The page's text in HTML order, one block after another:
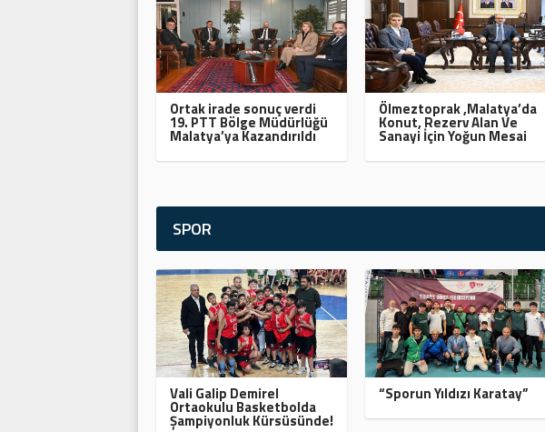
Ortak irade sonuç verdi
19. PTT Bölge Müdürlüğü
Malatya’ya Kazandırıldı
Ölmeztoprak ,Malatya’da
Konut, Rezerv Alan Ve
Sanayi İçin Yoğun Mesai
SPOR
Vali Galip Demirel
Ortaokulu Basketbolda
Şampiyonluk Kürsüsünde!
“Sporun Yıldızı Karatay”